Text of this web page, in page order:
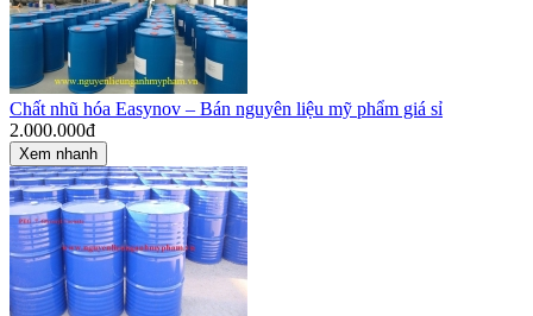
Chất nhũ hóa Easynov – Bán nguyên liệu mỹ phẩm giá sỉ
2.000.000đ
Xem nhanh